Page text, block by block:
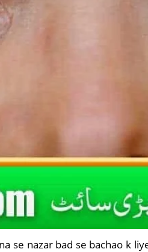
se nazar bad se bachao k